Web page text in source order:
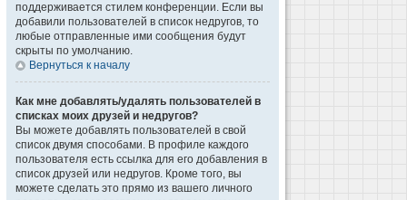
поддерживается стилем конференции. Если вы
добавили пользователей в список недругов, то
любые отправленные ими сообщения будут
скрыты по умолчанию.
Вернуться к началу
Как мне добавлять/удалять пользователей в
списках моих друзей и недругов?
Вы можете добавлять пользователей в свой
список двумя способами. В профиле каждого
пользователя есть ссылка для его добавления в
список друзей или недругов. Кроме того, вы
можете сделать это прямо из вашего личного